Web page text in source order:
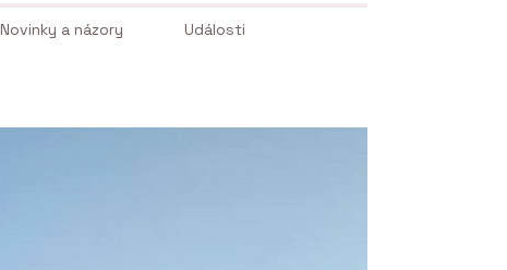
Novinky a názory Události